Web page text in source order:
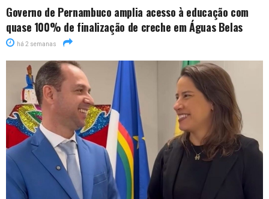
Governo de Pernambuco amplia acesso à educação com
quase 100% de finalização de creche em Águas Belas
há 2 semanas